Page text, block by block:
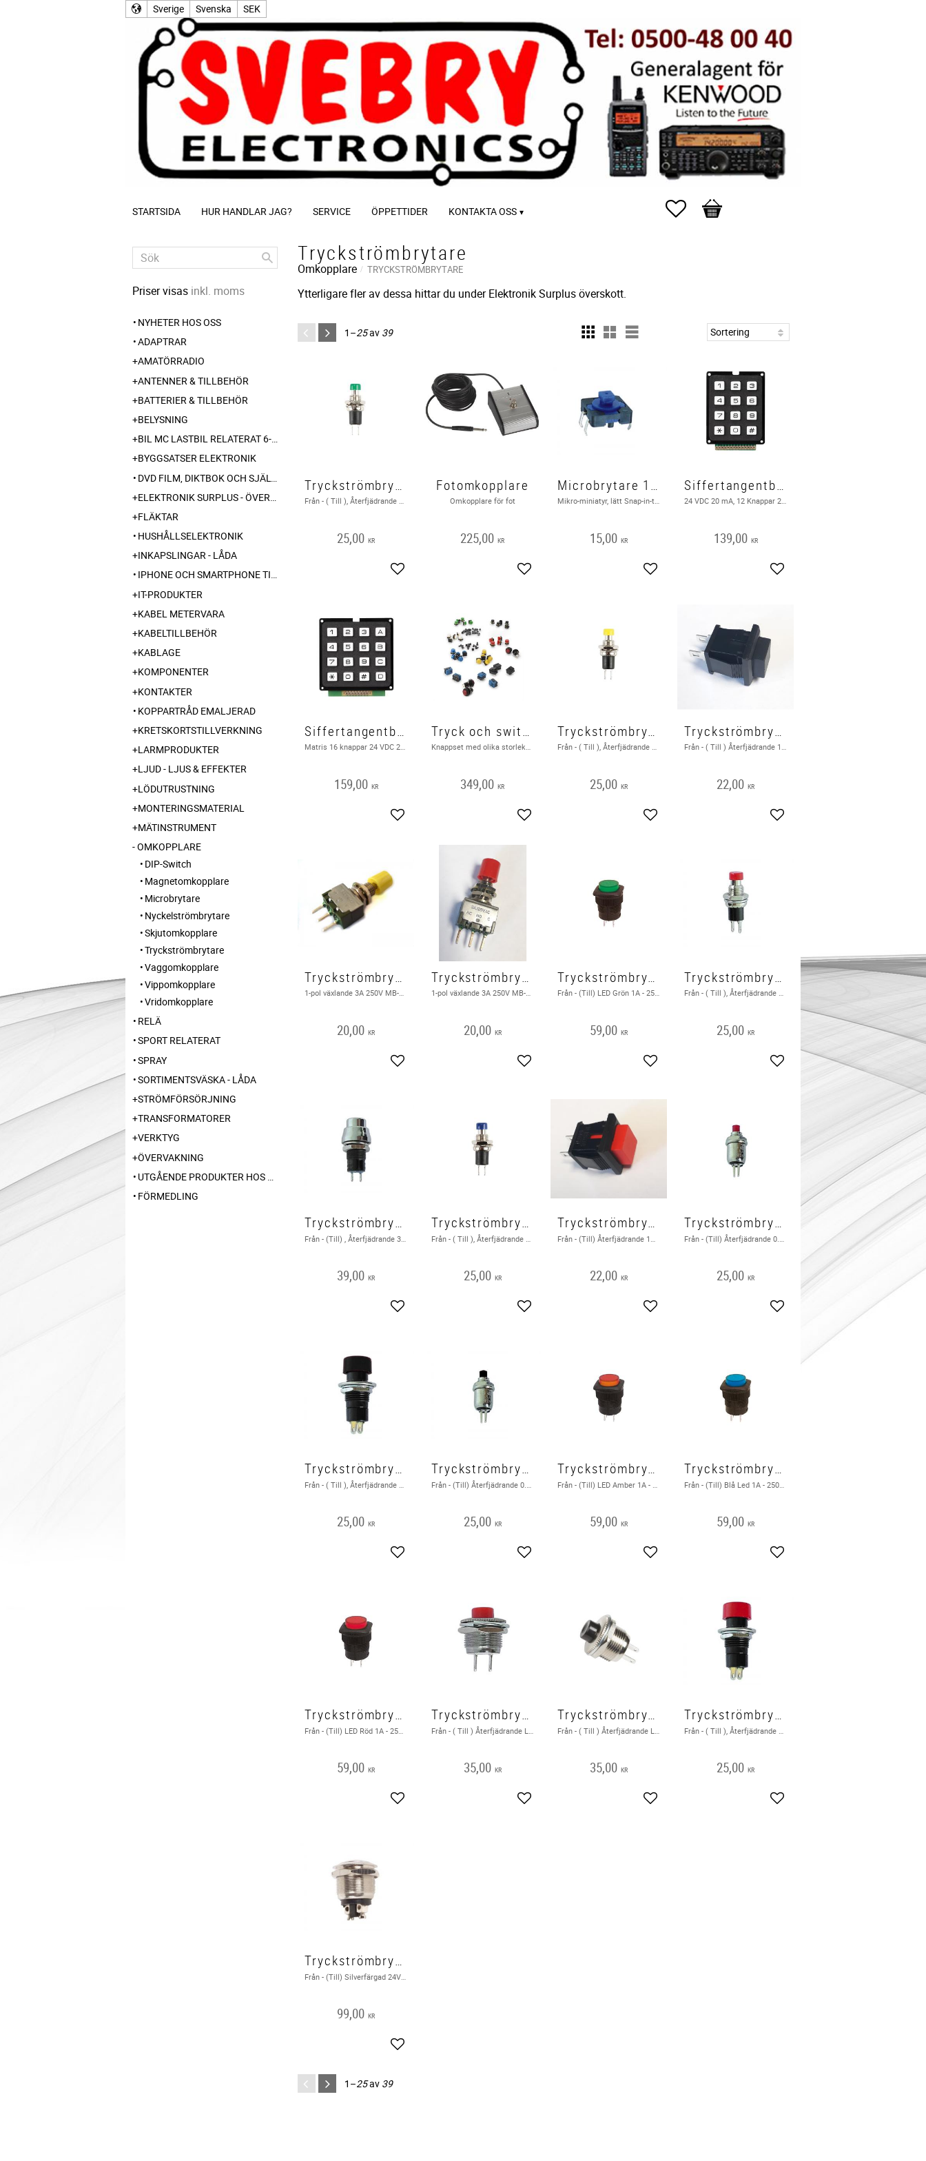
Sverige Svenska SEK
STARTSIDA HUR HANDLAR JAG? SERVICE ÖPPETTIDER KONTAKTA OSS Favoriter
Kundvagn
Tryckströmbrytare
Omkopplare TRYCKSTRÖMBRYTARE
Ytterligare fler av dessa hittar du under Elektronik Surplus överskott.
1–25av 39
Tryckströmbrytare Från - ( Till ), Grön
Från - ( Till ), Återfjädrande 1A 125VAC / 250VAC
25,00 KR
Lägg till i favoriter
Fotomkopplare
Omkopplare för fot
225,00 KR
Lägg till i favoriter
Microbrytare 12 x 12 mm
Mikro-miniatyr, lätt Snap-in-typ: lämplig för direkt PCB-montering 12 Vdc - 50 mA
15,00 KR
Lägg till i favoriter
Siffertangentbord, 12 knappar
24 VDC 20 mA, 12 Knappar 24 VDC 20 mA . Utgående produkt hos leverantör
139,00 KR
Lägg till i favoriter
Siffertangentbord, 16 knappar
159,00 KR
Lägg till i favoriter
Tryck och switch set 82 st
349,00 KR
Lägg till i favoriter
Tryckströmbrytare Från - ( Till ) Gul
25,00 KR
Lägg till i favoriter
Tryckströmbrytare 1 Pol Från - ( Till )
22,00 KR
Lägg till i favoriter
Tryckströmbrytare 1-pol växlande
20,00 KR
Lägg till i favoriter
Tryckströmbrytare 1-pol växlande
1-pol växlande 3A 250V MB-2511 Röd
20,00 KR
Lägg till i favoriter
Tryckströmbrytare Från - ( Till ) LED Grön
59,00 KR
Lägg till i favoriter
Tryckströmbrytare Från - ( Till ) Röd
25,00 KR
Lägg till i favoriter
Tryckströmbrytare Från - ( Till ) Återfjädrande
39,00 KR
Lägg till i favoriter
Tryckströmbrytare Från - ( Till ), Blå
25,00 KR
Lägg till i favoriter
Tryckströmbrytare Från - ( Till ), Röd
22,00 KR
Lägg till i favoriter
Tryckströmbrytare Från - ( Till ), Röd
25,00 KR
Lägg till i favoriter
Tryckströmbrytare Från - ( Till ), Svart
25,00 KR
Lägg till i favoriter
Tryckströmbrytare Från - ( Till ), Svart
25,00 KR
Lägg till i favoriter
Tryckströmbrytare Från - (Till) LED Amber
59,00 KR
Lägg till i favoriter
Tryckströmbrytare Från - (Till) LED Blå
59,00 KR
Lägg till i favoriter
Tryckströmbrytare Från - (Till) LED Röd
59,00 KR
Lägg till i favoriter
Tryckströmbrytare Från - (Till) Låg Röd
35,00 KR
Lägg till i favoriter
Tryckströmbrytare Från - (Till) Låg Svart
35,00 KR
Lägg till i favoriter
Tryckströmbrytare Från - (Till), Röd
25,00 KR
Lägg till i favoriter
Tryckströmbrytare Från - (Till), Silver
99,00 KR
Lägg till i favoriter
1–25av 39
Priser visas inkl. moms
NYHETER HOS OSS
ADAPTRAR
AMATÖRRADIO
ANTENNER & TILLBEHÖR
BATTERIER & TILLBEHÖR
BELYSNING
BIL MC LASTBIL RELATERAT 6-12-24 240V
BYGGSATSER ELEKTRONIK
DVD FILM, DIKTBOK OCH SJÄLVBIOGRAFI FRÅN SKARABORG
ELEKTRONIK SURPLUS - ÖVERSKOTT
FLÄKTAR
HUSHÅLLSELEKTRONIK
INKAPSLINGAR - LÅDA
IPHONE OCH SMARTPHONE TILLBEHÖR
IT-PRODUKTER
KABEL METERVARA
KABELTILLBEHÖR
KABLAGE
KOMPONENTER
KONTAKTER
KOPPARTRÅD EMALJERAD
KRETSKORTSTILLVERKNING
LARMPRODUKTER
LJUD - LJUS & EFFEKTER
LÖDUTRUSTNING
MONTERINGSMATERIAL
MÄTINSTRUMENT
OMKOPPLARE
DIP-Switch
Magnetomkopplare
Microbrytare
Nyckelströmbrytare
Skjutomkopplare
Tryckströmbrytare
Vaggomkopplare
Vippomkopplare
Vridomkopplare
RELÄ
SPORT RELATERAT
SPRAY
SORTIMENTSVÄSKA - LÅDA
STRÖMFÖRSÖRJNING
TRANSFORMATORER
VERKTYG
ÖVERVAKNING
UTGÅENDE PRODUKTER HOS LEVERANTÖR
FÖRMEDLING